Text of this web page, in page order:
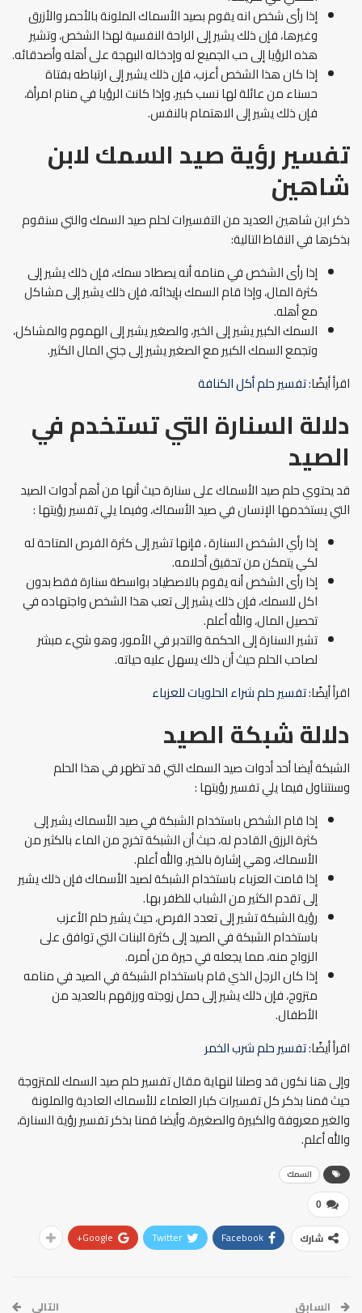
إذا رأى شخص انه يقوم بصيد الأسماك الملونة بالأحمر والأزرق
وغيرها، فإن ذلك يشير إلى الراحة النفسية لهذا الشخص، وتشير
هذه الرؤيا إلى حب الجميع له وإدخاله البهجة على أهله وأصدقائه.
إذا كان هذا الشخص أعزب، فإن ذلك يشير إلى ارتباطه بفتاة
حسناء من عائلة لها نسب كبير، وإذا كانت الرؤيا في منام امرأة،
فإن ذلك يشير إلى الاهتمام بالنفس.
تفسير رؤية صيد السمك لابن
شاهين
ذكر ابن شاهين العديد من التفسيرات لحلم صيد السمك والتي سنقوم
بذكرها في النقاط التالية:
إذا رأى الشخص في منامه أنه يصطاد سمك، فإن ذلك يشير إلى
كثرة المال، وإذا قام السمك بإيذائه، فإن ذلك يشير إلى مشاكل
مع أهله.
السمك الكبير يشير إلى الخير، والصغير يشير إلى الهموم والمشاكل،
وتجمع السمك الكبير مع الصغير يشير إلى جني المال الكثير.
اقرأ أيضًا:تفسير حلم أكل الكنافة
دلالة السنارة التي تستخدم في
الصيد
قد يحتوي حلم صيد الأسماك على سنارة حيث أنها من أهم أدوات الصيد
التي يستخدمها الإنسان في صيد الأسماك، وفيما يلي تفسير رؤيتها :
إذا رأي الشخص السنارة ، فإنها تشير إلى كثرة الفرص المتاحة له
لكي يتمكن من تحقيق أحلامه.
إذا رأى الشخص أنه يقوم بالاصطياد بواسطة سنارة فقط بدون
اكل للسمك، فإن ذلك يشير إلى تعب هذا الشخص واجتهاده في
تحصيل المال، والله أعلم.
تشير السنارة إلى الحكمة والتدبر في الأمور، وهو شيء مبشر
لصاحب الحلم حيث أن ذلك يسهل عليه حياته.
اقرأ أيضًا:تفسير حلم شراء الحلويات للعزباء
دلالة شبكة الصيد
الشبكة أيضا أحد أدوات صيد السمك التي قد تظهر في هذا الحلم
وسنتناول فيما يلي تفسير رؤيتها :
إذا قام الشخص باستخدام الشبكة في صيد الأسماك يشير إلى
كثرة الرزق القادم له، حيث أن الشبكة تخرج من الماء بالكثير من
الأسماك، وهي إشارة بالخير، والله أعلم.
إذا قامت العزباء باستخدام الشبكة لصيد الأسماك فإن ذلك يشير
إلى تقدم الكثير من الشباب للظفر بها.
رؤية الشبكة تشير إلى تعدد الفرص، حيث يشير حلم الأعزب
باستخدام الشبكة في الصيد إلى كثرة البنات التي توافق على
الزواج منه، مما يجعله في حيرة من أمره.
إذا كان الرجل الذي قام باستخدام الشبكة في الصيد في منامه
متزوج، فإن ذلك يشير إلى حمل زوجته ورزقهم بالعديد من
الأطفال.
اقرأ أيضًا:تفسير حلم شرب الخمر
وإلى هنا نكون قد وصلنا لنهاية مقال تفسير حلم صيد السمك للمتزوجة
حيث قمنا بذكر كل تفسيرات كبار العلماء للأسماك العادية والملونة
والغير معروفة والكبيرة والصغيرة، وأيضا قمنا بذكر تفسير رؤية السنارة،
والله أعلم.
السمك
0
شارك Facebook
Twitter
Google+
السابق التالي